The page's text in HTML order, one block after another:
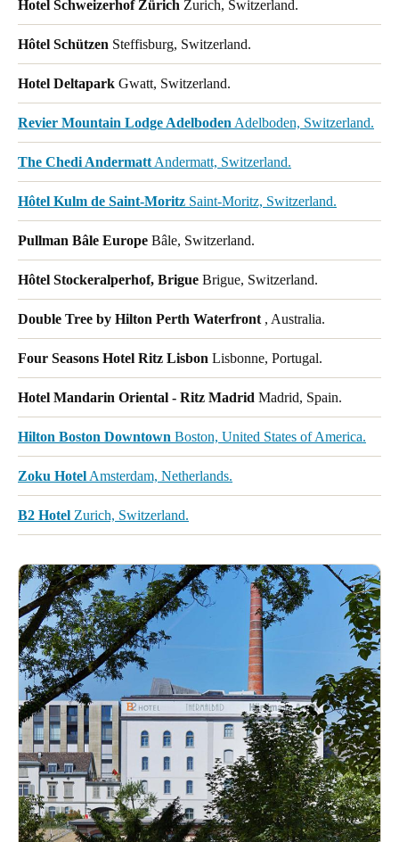
Hotel Schweizerhof Zürich Zurich, Switzerland.
Hôtel Schützen Steffisburg, Switzerland.
Hotel Deltapark Gwatt, Switzerland.
Revier Mountain Lodge AdelbodenAdelboden, Switzerland.
The Chedi AndermattAndermatt, Switzerland.
Hôtel Kulm de Saint-Moritz Saint-Moritz, Switzerland.
Pullman Bâle Europe Bâle, Switzerland.
Hôtel Stockeralperhof, Brigue Brigue, Switzerland.
Double Tree by Hilton Perth Waterfront, Australia.
Four Seasons Hotel Ritz Lisbon Lisbonne, Portugal.
Hotel Mandarin Oriental - Ritz Madrid Madrid, Spain.
Hilton Boston Downtown Boston, United States of America.
Zoku HotelAmsterdam, Netherlands.
B2 Hotel Zurich, Switzerland.